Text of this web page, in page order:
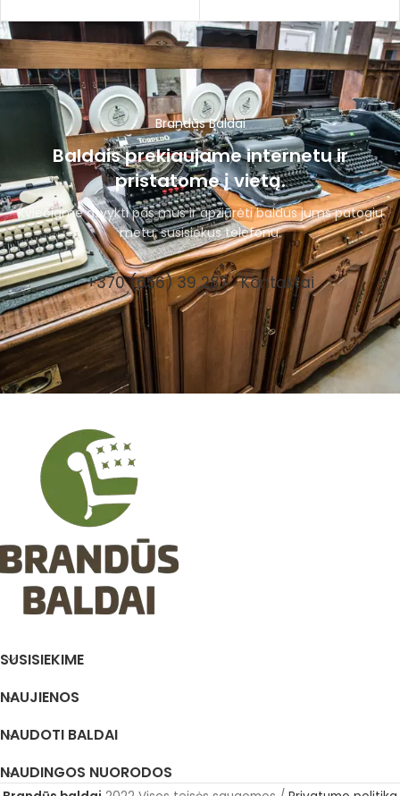
Brandūs Baldai
Baldais prekiaujame internetu ir
pristatome į vietą.
Kviečiame atvykti pas mus ir apžiūrėti baldus jums patogiu
metu, susisiekus telefonu.
+370 (656) 39 287 Kontaktai
SUSISIEKIME
NAUJIENOS
NAUDOTI BALDAI
NAUDINGOS NUORODOS